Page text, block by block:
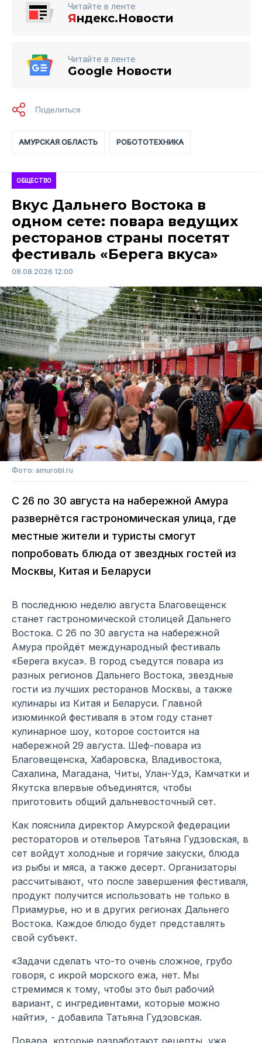
Читайте в ленте
Яндекс.Новости
Читайте в ленте
Google Новости
АМУРСКАЯ ОБЛАСТЬ РОБОТОТЕХНИКА
ОБЩЕСТВО
Вкус Дальнего Востока в
одном сете: повара ведущих
ресторанов страны посетят
фестиваль «Берега вкуса»
08.08.2026 12:00
Фото: amurobl.ru
С 26 по 30 августа на набережной Амура
развернётся гастрономическая улица, где
местные жители и туристы смогут
попробовать блюда от звездных гостей из
Москвы, Китая и Беларуси
В последнюю неделю августа Благовещенск
станет гастрономической столицей Дальнего
Востока. С 26 по 30 августа на набережной
Амура пройдёт международный фестиваль
«Берега вкуса». В город съедутся повара из
разных регионов Дальнего Востока, звездные
гости из лучших ресторанов Москвы, а также
кулинары из Китая и Беларуси. Главной
изюминкой фестиваля в этом году станет
кулинарное шоу, которое состоится на
набережной 29 августа. Шеф-повара из
Благовещенска, Хабаровска, Владивостока,
Сахалина, Магадана, Читы, Улан-Удэ, Камчатки и
Якутска впервые объединятся, чтобы
приготовить общий дальневосточный сет.
Как пояснила директор Амурской федерации
рестораторов и отельеров Татьяна Гудзовская, в
сет войдут холодные и горячие закуски, блюда
из рыбы и мяса, а также десерт. Организаторы
рассчитывают, что после завершения фестиваля,
продукт получится использовать не только в
Приамурье, но и в других регионах Дальнего
Востока. Каждое блюдо будет представлять
свой субъект.
«Задачи сделать что-то очень сложное, грубо
говоря, с икрой морского ежа, нет. Мы
стремимся к тому, чтобы это был рабочий
вариант, с ингредиентами, которые можно
найти», - добавила Татьяна Гудзовская.